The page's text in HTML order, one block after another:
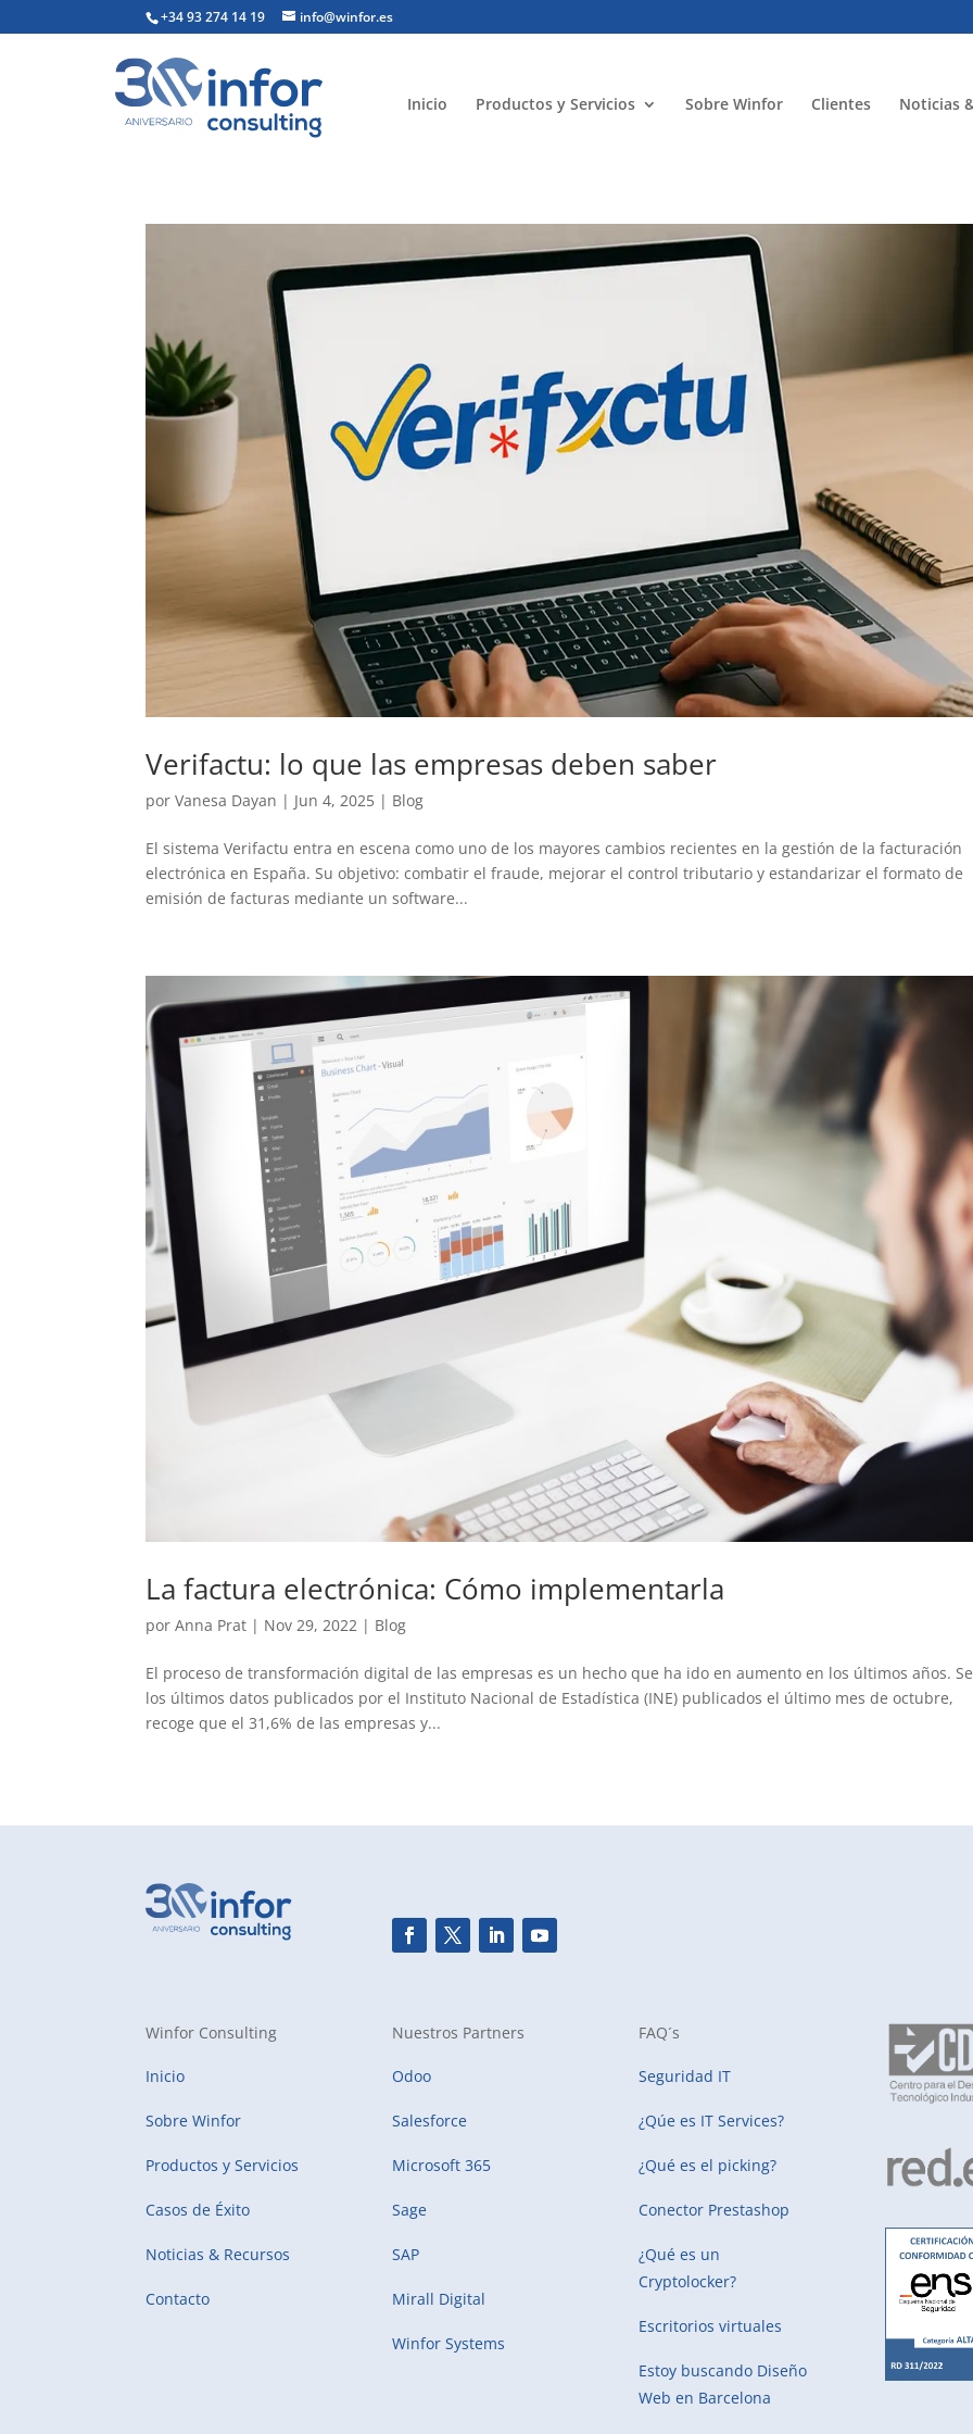
+34 93 274 14 19 info@winfor.es
Inicio Productos y Servicios Sobre Winfor Clientes Noticias
Verifactu: lo que las empresas deben saber
porVanesa Dayan | Jun 4, 2025 | Blog
El sistema Verifactu entra en escena como uno de los mayores cambios recientes en la gestión de la facturación
electrónica en España. Su objetivo: combatir el fraude, mejorar el control tributario y estandarizar el formato de
emisión de facturas mediante un software...
La factura electrónica: Cómo implementarla
porAnna Prat | Nov 29, 2022 | Blog
El proceso de transformación digital de las empresas es un hecho que ha ido en aumento en los últimos años.
los últimos datos publicados por el Instituto Nacional de Estadística (INE) publicados el último mes de octubre,
recoge que el 31,6% de las empresas y...
Winfor Consulting
Inicio
Sobre Winfor
Productos y Servicios
Casos de Éxito
Noticias & Recursos
Contacto
Nuestros Partners
Odoo
Salesforce
Microsoft 365
Sage
SAP
Mirall Digital
Winfor Systems
FAQ´s
Seguridad IT
¿Qúe es IT Services?
¿Qué es el picking?
Conector Prestashop
¿Qué es un
Cryptolocker?
Escritorios virtuales
Estoy buscando Diseño
Web en Barcelona